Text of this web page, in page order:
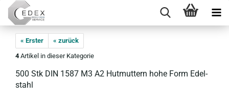
« Erster
« zurück
4Artikel in dieser Kategorie
500 Stk DIN 1587 M3 A2 Hut­mut­tern hohe Form Edel­
stahl